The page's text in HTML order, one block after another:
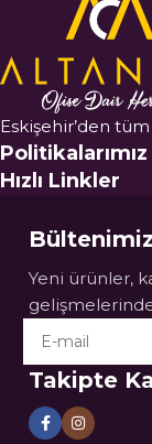
Eskişehir’den
Politikalarımız
Hızlı Linkler
Yeni ürünler,
Takipte